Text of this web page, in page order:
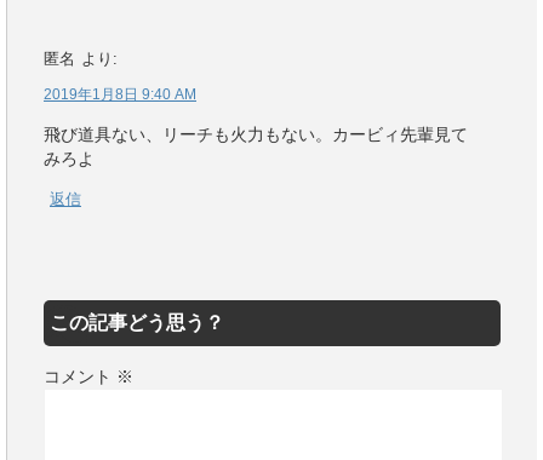
匿名 より:
2019年1月8日 9:40 AM
飛び道具ない、リーチも火力もない。カービィ先輩見て
みろよ
返信
この記事どう思う？
コメント ※